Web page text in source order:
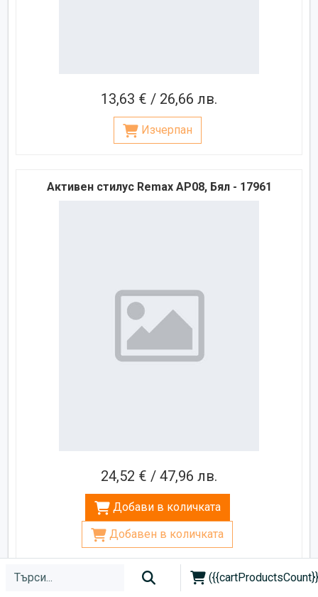
13,63 € / 26,66 лв.
Изчерпан
Активен стилус Remax AP08, Бял - 17961
24,52 € / 47,96 лв.
Добави в количката
Добавен в количката